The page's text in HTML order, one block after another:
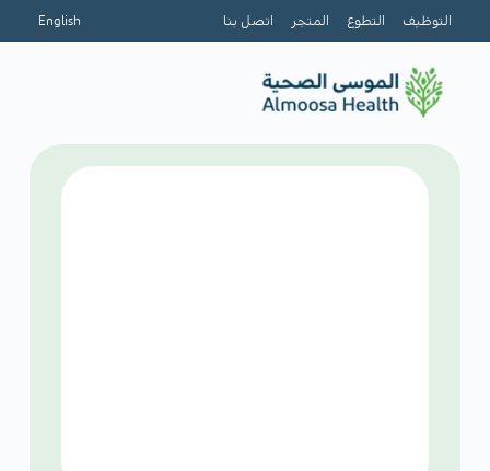
التوظيف التطوع المتجر اتصل بنا English